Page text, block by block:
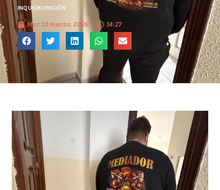
INQUIOKUPACIÓN
Mar 10 marzo, 2026 14:27